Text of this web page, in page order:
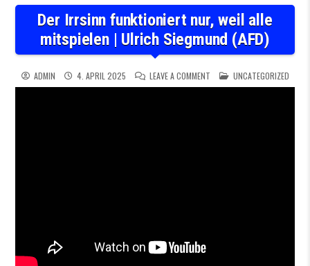
Der Irrsinn funktioniert nur, weil alle
mitspielen | Ulrich Siegmund (AFD)
ADMIN 4. APRIL 2025 LEAVE A COMMENTON DER IRRSINN
POSTED IN
UNCATEGORIZED